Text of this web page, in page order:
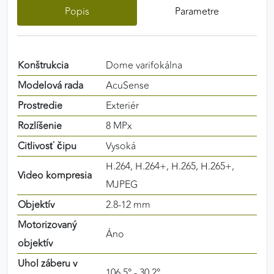
Popis Parametre
Konštrukcia
Dome varifokálna
Modelová rada
AcuSense
Prostredie
Exteriér
Rozlíšenie
8 MPx
Citlivosť čipu
Vysoká
Video kompresia
H.264, H.264+, H.265, H.265+,
MJPEG
Objektív
2.8-12 mm
Motorizovaný
objektív
Áno
Uhol záberu v
výkon a funkčnosť našich stránok.
Poskytovateľ: Google
MARKETINGOVÉ COOKIES
Marketingové cookies sa používajú na sledovanie
správania používateľov naprieč webovými
stránkami. Umožňujú nám a našim partnerom
zobrazovať cielenú a relevantnú reklamu, a to na
našom webe aj v reklamných sieťach tretích strán.
Google Ads
Poskytovateľ: